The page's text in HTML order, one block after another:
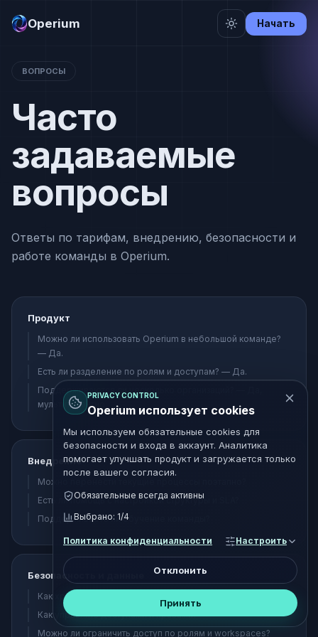
PRIVACY CONTROL
Operium использует cookies
Мы используем обязательные cookies для
безопасности и входа в аккаунт. Аналитика
помогает улучшать продукт и загружается только
после вашего согласия.
Обязательные всегда активны
Выбрано: 1/4
Политика конфиденциальности Настроить
Отклонить
Принять
Operium Начать
ВОПРОСЫ
Часто
задаваемые
вопросы
Ответы по тарифам, внедрению, безопасности и
работе команды в Operium.
Продукт
Можно ли использовать Operium в небольшой команде?
— Да.
Есть ли разделение по ролям и доступам? — Да.
Поддерживаются ли несколько организаций? — Да,
мультитенантно.
Внедрение
Можно перенести текущие процессы поэтапно?
Есть ли помощь с настройкой структуры и SLA?
Поддерживаете ли обучение команды?
Безопасность и данные
Как хранятся данные пользователей?
Как управлять доступами и правами?
Можно ли ограничить доступ по ролям и workspaces?